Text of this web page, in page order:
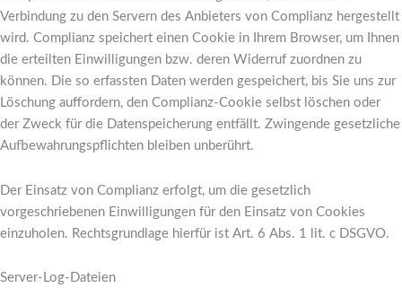
Verbindung zu den Servern des Anbieters von Complianz hergestellt
wird. Complianz speichert einen Cookie in Ihrem Browser, um Ihnen
die erteilten Einwilligungen bzw. deren Widerruf zuordnen zu
können. Die so erfassten Daten werden gespeichert, bis Sie uns zur
Löschung auffordern, den Complianz-Cookie selbst löschen oder
der Zweck für die Datenspeicherung entfällt. Zwingende gesetzliche
Aufbewahrungspflichten bleiben unberührt.
Der Einsatz von Complianz erfolgt, um die gesetzlich
vorgeschriebenen Einwilligungen für den Einsatz von Cookies
einzuholen. Rechtsgrundlage hierfür ist Art. 6 Abs. 1 lit. c DSGVO.
Server-Log-Dateien